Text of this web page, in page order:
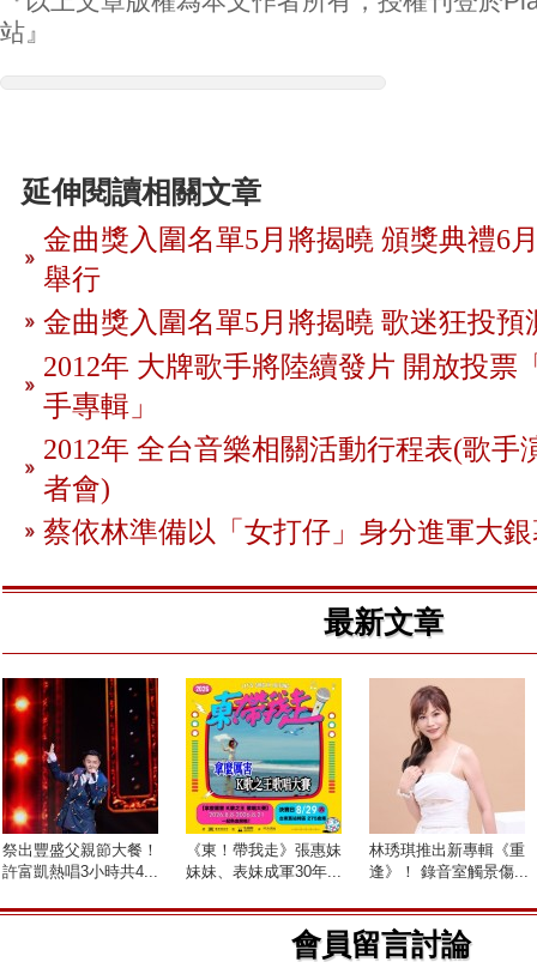
站』
延伸閱讀相關文章
金曲獎入圍名單5月將揭曉 頒獎典禮6
舉行
金曲獎入圍名單5月將揭曉 歌迷狂投預
2012年 大牌歌手將陸續發片 開放投票
手專輯」
2012年 全台音樂相關活動行程表(歌手
者會)
蔡依林準備以「女打仔」身分進軍大
最新文章
祭出豐盛父親節大餐！
許富凱熱唱3小時共4...
《東！帶我走》張惠妹
妹妹、表妹成軍30年...
林琇琪推出新專輯《重
逢》！ 錄音室觸景傷...
會員留言討論